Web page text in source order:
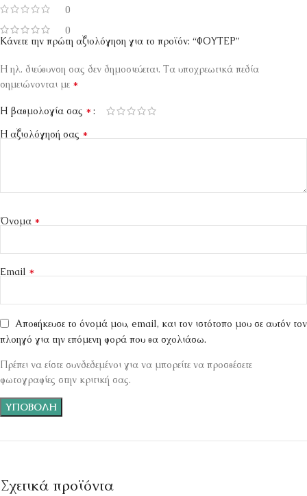
0
0
Κάνετε την πρώτη αξιολόγηση για το προϊόν: “ΦΟΥΤΕΡ”
Η ηλ. διεύθυνση σας δεν δημοσιεύεται. Τα υποχρεωτικά πεδία
σημειώνονται με *
Η βαθμολογία σας *
Η αξιολόγησή σας *
Όνομα *
Email *
Αποθήκευσε το όνομά μου, email, και τον ιστότοπο μου σε αυτόν τον
πλοηγό για την επόμενη φορά που θα σχολιάσω.
Πρέπει να είστε συνδεδεμένοι για να μπορείτε να προσθέσετε
φωτογραφίες στην κριτική σας.
Σχετικά προϊόντα